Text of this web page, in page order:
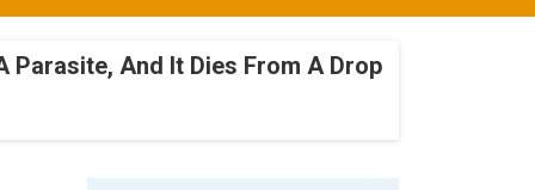
Parasite, And It Dies From A Drop